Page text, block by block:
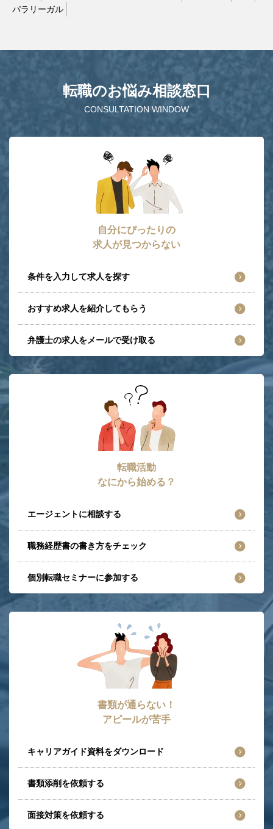
パラリーガル
CONSULTATION WINDOW
転職のお悩み相談窓口
自分にぴったりの
求人が見つからない
条件を入力して求人を探す
おすすめ求人を紹介してもらう
弁護士の求人をメールで受け取る
転職活動
なにから始める？
エージェントに相談する
職務経歴書の書き方をチェック
個別転職セミナーに参加する
書類が通らない！
アピールが苦手
キャリアガイド資料をダウンロード
書類添削を依頼する
面接対策を依頼する